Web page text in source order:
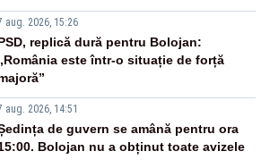
aug. 2026, 15:26
replică dură pentru Bolojan:
este într-o situație de forță
aug. 2026, 14:51
de guvern se amână pentru ora
Bolojan nu a obținut toate avizele